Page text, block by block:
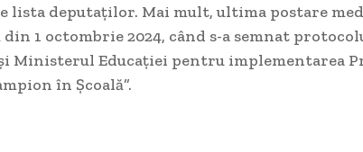
lista deputaților. Mai mult, ultima postare
din 1 octombrie 2024, când s-a semnat
Ministerul Educației pentru implementarea
în Școală”.